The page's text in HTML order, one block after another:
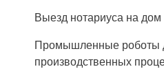
Выезд нотариуса на
Промышленные роботы
производственных